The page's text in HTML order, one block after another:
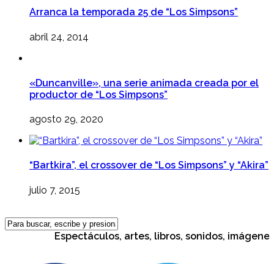
Arranca la temporada 25 de “Los Simpsons”
abril 24, 2014
«Duncanville», una serie animada creada por el
productor de “Los Simpsons”
agosto 29, 2020
“Bartkira”, el crossover de “Los Simpsons” y “Akira”
julio 7, 2015
Espectáculos, artes, libros, sonidos,